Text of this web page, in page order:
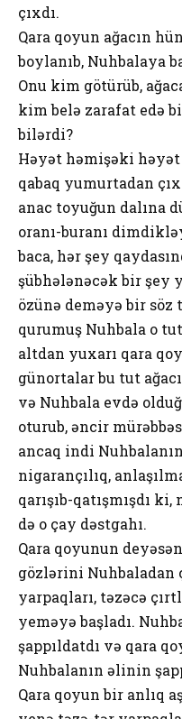
çıxdı.
Qara qoyun ağacın
boylanıb, Nuhbalaya
Onu kim götürüb,
kim belə zarafat edə
bilərdi?
Həyət həmişəki
qabaq yumurtadan
anac toyuğun dalına
oranı-buranı
baca, hər şey
şübhələnəcək bir şey
özünə deməyə bir söz
qurumuş Nuhbala o tut
altdan yuxarı qara
günortalar bu tut
və Nuhbala evdə
oturub, əncir
ancaq indi
nigarançılıq,
qarışıb-qatışmışdı
də o çay dəstgahı.
Qara qoyunun
gözlərini Nuhbaladan
yarpaqları, təzəcə
yeməyə başladı.
şappıldatdı və qara
Nuhbalanın əlinin
Qara qoyun bir anlıq